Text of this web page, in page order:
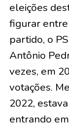
eleições
figurar
partido, o
Antônio
vezes, em
votações.
2022,
entrando